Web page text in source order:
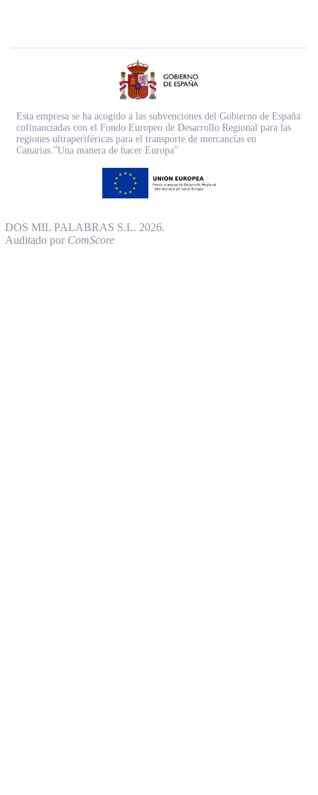
Esta empresa se ha acogido a las subvenciones del Gobierno de España
cofinanciadas con el Fondo Europeo de Desarrollo Regional para las
regiones ultraperiféricas para el transporte de mercancías en
Canarias.”Una manera de hacer Europa”
DOS MIL PALABRAS S.L. 2026.
Auditado por ComScore